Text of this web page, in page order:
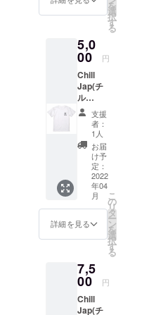
ます。
※クーポ
ンは
ネット
ショッ
プサイ
ト
「STOR
ES(スト
アー
ズ)」か
ら当ブ
ランド
商品を
ご購入
頂く際
にのみ
社・そ
の他サ
のご利
のTシャ
ツを1枚
リジナ
ルス
テッ
カーを1
枚ご提
供致し
ます。
「Tシャ
ツのデ
ザイン
は届い
てから
のお楽
み！」
です。
福袋感
らと思
いま
す。 ※
サイズ
を
選
択
す
る
5,0
00 円
Chill
Jap(チ
ル
ジャッ
プ)オリ
ジナルT
シャツ&
オリジ
ナルス
テッ
カー&
クーポ
ン 定価
4000円
で販売
予定のT
を1枚
と、オ
リジナ
ルス
テッ
支援
者：
1人
お届
け予
定：
2022
年04
月
詳細を見る
こ
の
リ
タ
ー
ン
を
選
択
す
る
7,5
00 円
Chill
Jap(チ